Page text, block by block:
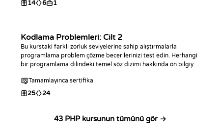
14 6 1
Kodlama Problemleri: Cilt 2
Bu kurstaki farklı zorluk seviyelerine sahip alıştırmalarla
programlama problem çözme becerilerinizi test edin. Herhangi
bir programlama dilindeki temel söz dizimi hakkında ön bilgiye
Problemleri kursunun bir devamıdır.
Tamamlayınca sertifika
25 24
43 PHP kursunun tümünü gör →